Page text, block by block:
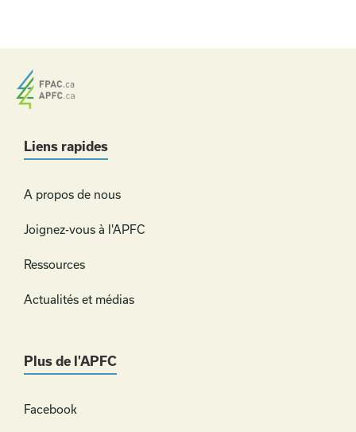
Liens rapides
A propos de nous
Joignez-vous à l'APFC
Ressources
Actualités et médias
Plus de l'APFC
Facebook